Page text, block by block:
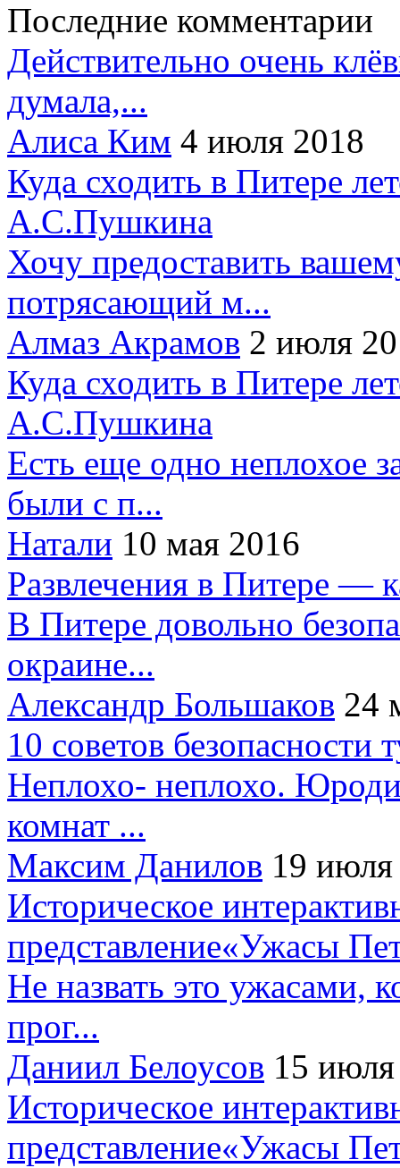
Последние комментарии
Действительно очень
думала,...
Алиса Ким 4 июля 2018
Куда сходить в Питере
А.С.Пушкина
Хочу предоставить
потрясающий м...
Алмаз Акрамов 2 июля
Куда сходить в Питере
А.С.Пушкина
Есть еще одно неплохое
были с п...
Натали 10 мая 2016
Развлечения в Питере —
В Питере довольно
окраине...
Александр Большаков 24
10 советов безопасности
Неплохо- неплохо.
комнат ...
Максим Данилов 19
Историческое
представление«Ужасы
Не назвать это ужасами,
прог...
Даниил Белоусов 15
Историческое
представление«Ужасы